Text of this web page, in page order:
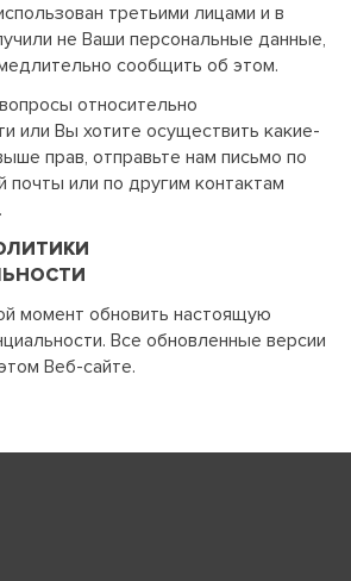
третьими лицами и в
не Ваши персональные данные,
сообщить об этом.
относительно
или Вы хотите осуществить какие-
прав, отправьте нам письмо по
почты или по другим контактам
момент обновить настоящую
Все обновленные версии
Веб-сайте.